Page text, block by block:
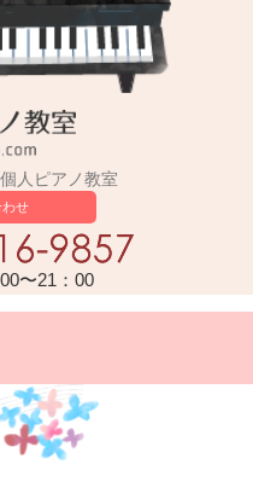
人ピアノ教室
わせ
〜21：00